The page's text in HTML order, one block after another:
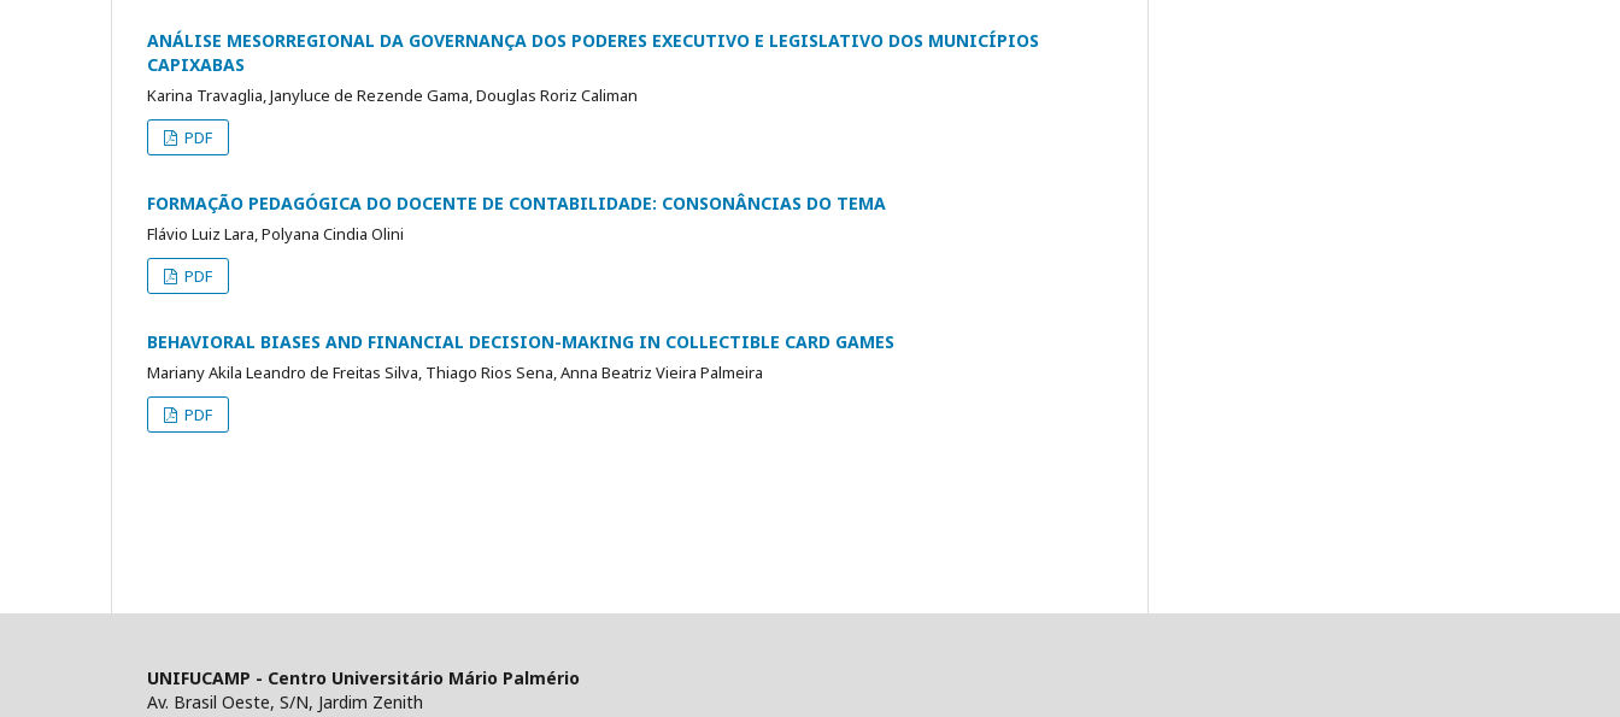
ANÁLISE MESORREGIONAL DA GOVERNANÇA DOS PODERES EXECUTIVO E LEGISLATIVO DOS MUNICÍPIOS
CAPIXABAS
Karina Travaglia, Janyluce de Rezende Gama, Douglas Roriz Caliman
PDF
FORMAÇÃO PEDAGÓGICA DO DOCENTE DE CONTABILIDADE: CONSONÂNCIAS DO TEMA
Flávio Luiz Lara, Polyana Cindia Olini
PDF
BEHAVIORAL BIASES AND FINANCIAL DECISION-MAKING IN COLLECTIBLE CARD GAMES
Mariany Akila Leandro de Freitas Silva, Thiago Rios Sena, Anna Beatriz Vieira Palmeira
PDF
UNIFUCAMP - Centro Universitário Mário Palmério
Av. Brasil Oeste, S/N, Jardim Zenith